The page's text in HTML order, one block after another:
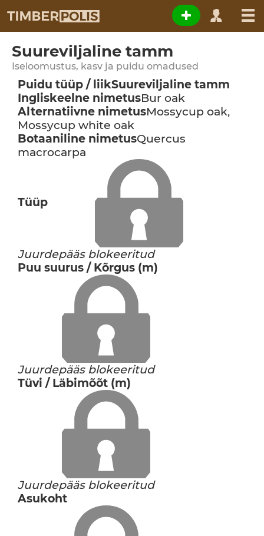
Suureviljaline tamm
Iseloomustus, kasv ja puidu omadused
Puidu tüüp / liikSuureviljaline tamm
Ingliskeelne nimetusBur oak
Alternatiivne nimetusMossycup oak,
Mossycup white oak
Botaaniline nimetusQuercus
macrocarpa
Tüüp
Juurdepääs blokeeritud
Puu suurus / Kõrgus (m)
Juurdepääs blokeeritud
Tüvi / Läbimõõt (m)
Juurdepääs blokeeritud
Asukoht